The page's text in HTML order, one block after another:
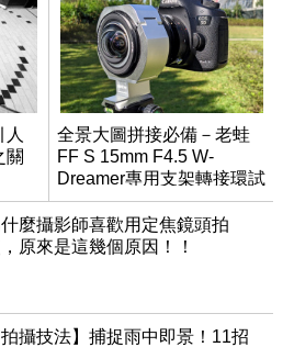
關
全景大圖拼接必備－老蛙
FF S 15mm F4.5 W-
Dreamer專用支架轉接環試
用報告
麼攝影師喜歡用定焦鏡頭拍
原來是這幾個原因！！
拍攝技法】捕捉雨中即景！11招